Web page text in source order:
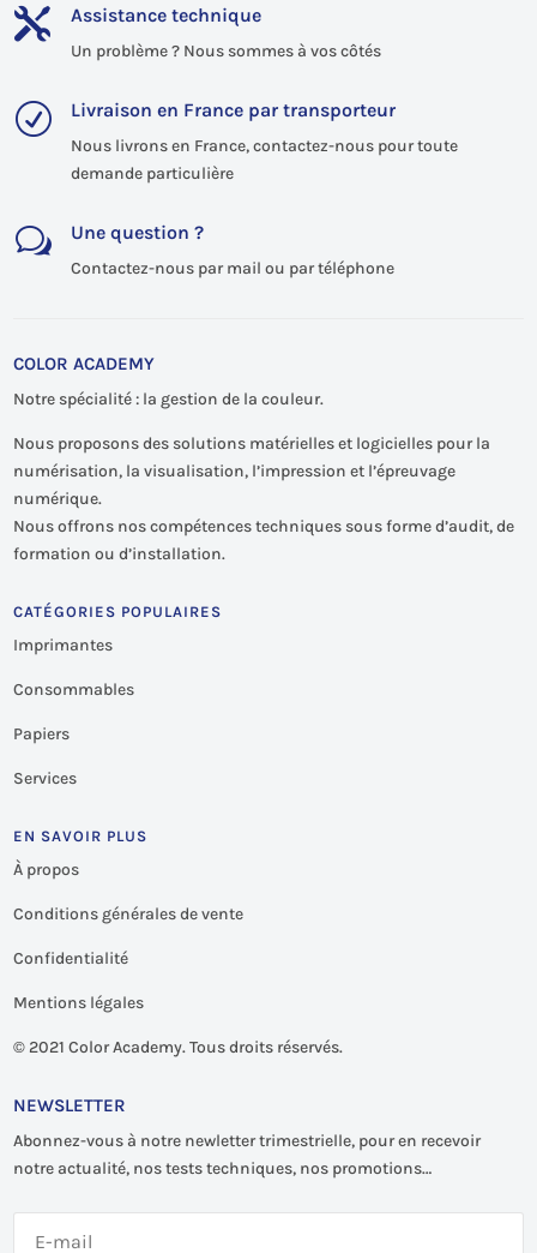
 Assistance technique
Un problème ? Nous sommes à vos côtés
R Livraison en France par transporteur
Nous livrons en France, contactez-nous pour toute
demande particulière
w Une question ?
Contactez-nous par mail ou par téléphone
COLOR ACADEMY
Notre spécialité : la gestion de la couleur.
Nous proposons des solutions matérielles et logicielles pour la
numérisation, la visualisation, l’impression et l’épreuvage
numérique.
Nous offrons nos compétences techniques sous forme d’audit, de
formation ou d’installation.
CATÉGORIES POPULAIRES
Imprimantes
Consommables
Papiers
Services
EN SAVOIR PLUS
À propos
Conditions générales de vente
Confidentialité
Mentions légales
© 2021 Color Academy. Tous droits réservés.
NEWSLETTER
Abonnez-vous à notre newletter trimestrielle, pour en recevoir
notre actualité, nos tests techniques, nos promotions…